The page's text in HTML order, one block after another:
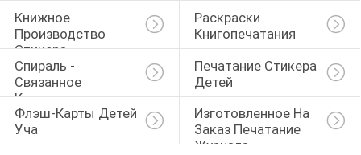
Книжное
Производство
Стикера
Раскраски
Книгопечатания
Спираль -
Связанное
Книжное
Производство
Печатание Стикера
Детей
Флэш-Карты Детей
Уча
Изготовленное На
Заказ Печатание
Журнала